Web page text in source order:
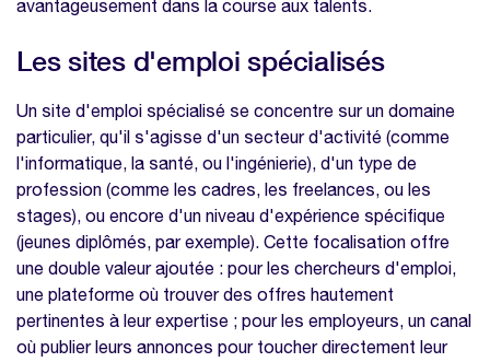
avantageusement dans la course aux talents.
Les sites d'emploi spécialisés
Un site d'emploi spécialisé se concentre sur un domaine
particulier, qu'il s'agisse d'un secteur d'activité (comme
l'informatique, la santé, ou l'ingénierie), d'un type de
profession (comme les cadres, les freelances, ou les
stages), ou encore d'un niveau d'expérience spécifique
(jeunes diplômés, par exemple). Cette focalisation offre
une double valeur ajoutée : pour les chercheurs d'emploi,
une plateforme où trouver des offres hautement
pertinentes à leur expertise ; pour les employeurs, un canal
où publier leurs annonces pour toucher directement leur